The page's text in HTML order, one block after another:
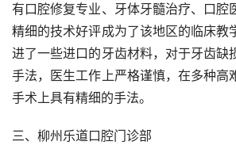
有口腔修复专业、牙体牙髓治疗、口腔
精细的技术好评成为了该地区的临床教
进了一些进口的牙齿材料，对于牙齿缺
手法，医生工作上严格谨慎，在多种高
手术上具有精细的手法。
三、柳州乐道口腔门诊部